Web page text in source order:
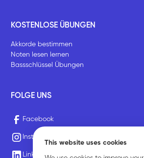
This website uses cookies
KOSTENLOSE ÜBUNGEN
Akkorde bestimmen
Noten lesen lernen
Bassschlüssel Übungen
FOLGE UNS
Facebook
Instagram
LinkedIn